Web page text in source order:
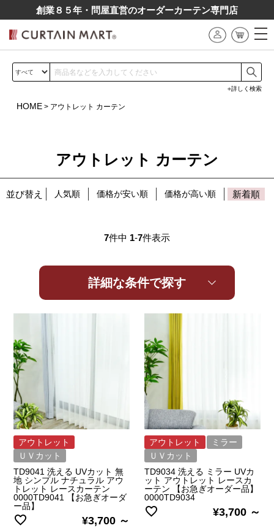
創業８５年・問屋直営のオーダーカーテン専⾨店
詳しく検索
HOME アウトレット カーテン
詳細な条件で探す
アウトレット カーテン
並び替え 人気順 価格が安い順 価格が高い順 新着順
7件中 1-7件表示
アウトレット
ＵＶカット
TD9041 洗える UVカット 無
地 シンプル ナチュラル アウ
トレット レースカーテン
0000TD9041 【お急ぎオーダ
ー品】
¥3,700
アウトレット
ミラー
ＵＶカット
TD9034 洗える ミラー UVカ
ット アウトレット レースカ
ーテン 【お急ぎオーダー品】
0000TD9034
¥3,700